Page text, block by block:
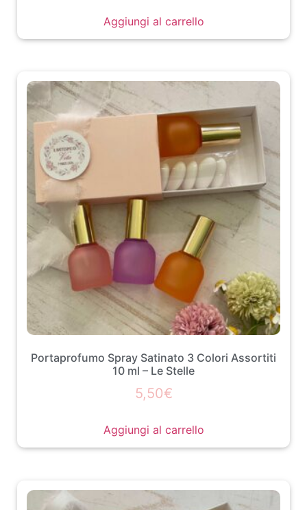
Aggiungi al carrello
Portaprofumo Spray Satinato 3 Colori Assortiti
10 ml – Le Stelle
5,50€
Aggiungi al carrello